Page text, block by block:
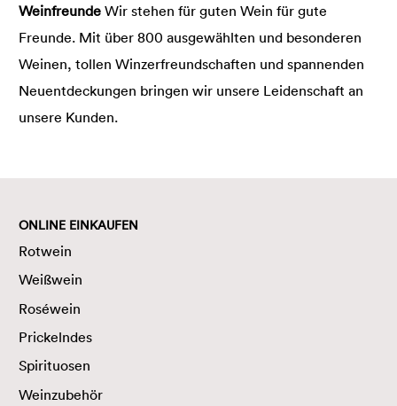
Weinfreunde Wir stehen für guten Wein für gute
Freunde. Mit über 800 ausgewählten und besonderen
Weinen, tollen Winzerfreundschaften und spannenden
Neuentdeckungen bringen wir unsere Leidenschaft an
unsere Kunden.
ONLINE EINKAUFEN
Rotwein
Weißwein
Roséwein
Prickelndes
Spirituosen
Weinzubehör